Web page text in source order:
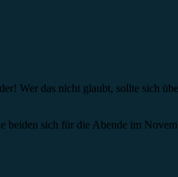
Wer das nicht glaubt, sollte sich
beiden sich für die Abende im